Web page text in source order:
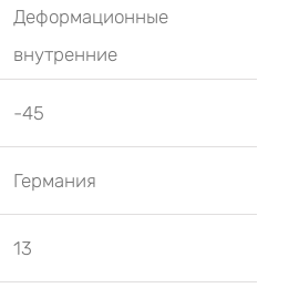
Деформационные
внутренние
-45
Германия
13